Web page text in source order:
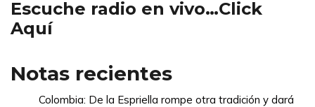
Escuche radio en vivo…Click
Aquí
Notas recientes
Colombia: De la Espriella rompe otra tradición y dará